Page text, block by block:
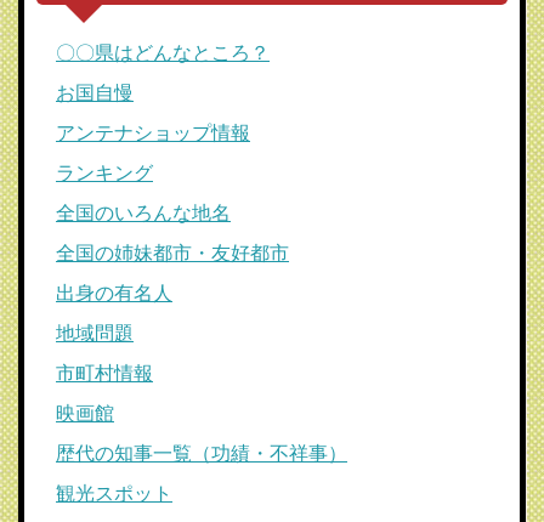
〇〇県はどんなところ？
お国自慢
アンテナショップ情報
ランキング
全国のいろんな地名
全国の姉妹都市・友好都市
出身の有名人
地域問題
市町村情報
映画館
歴代の知事一覧（功績・不祥事）
観光スポット